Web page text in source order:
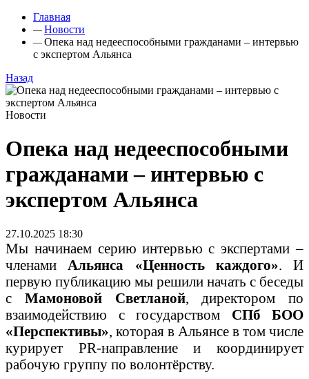
Главная
— Новости
— Опека над недееспособными гражданами – интервью
с экспертом Альянса
Назад
Новости
Опека над недееспособными
гражданами – интервью с
экспертом Альянса
27.10.2025 18:30
Мы начинаем серию интервью с экспертами –
членамиАльянса «Ценность каждого». И
первую публикацию мы решили начать с беседы
с Мамоновой Светланой, директором по
взаимодействию с государством СПб БОО
«Перспективы», которая в Альянсе в том числе
курирует PR-направление и координирует
рабочую группу по волонтёрству.